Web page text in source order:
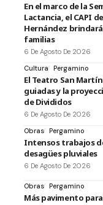
En el marco de la
Lactancia, el CAPI
Hernández
familias
6 De Agosto De 2026
Cultura Pergamino
El Teatro San
guiadas y la
de Divididos
6 De Agosto De 2026
Obras Pergamino
Intensos trabajos
desagües pluviales
6 De Agosto De 2026
Obras Pergamino
Más pavimento